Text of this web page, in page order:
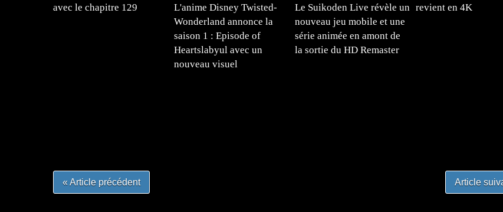
avec le chapitre 129
L'anime Disney Twisted-
Wonderland annonce la
saison 1 : Episode of
Heartslabyul avec un
nouveau visuel
Le Suikoden Live révèle un
nouveau jeu mobile et une
série animée en amont de
la sortie du HD Remaster
revient en 4K
« Article précédent Article